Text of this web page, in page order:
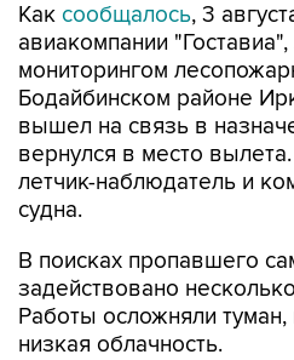
Как сообщалось, 3
авиакомпании
мониторингом
Бодайбинском районе
вышел на связь в
вернулся в место
летчик-наблюдатель и
судна.
В поисках пропавшего
задействовано
Работы осложняли туман,
низкая облачность.